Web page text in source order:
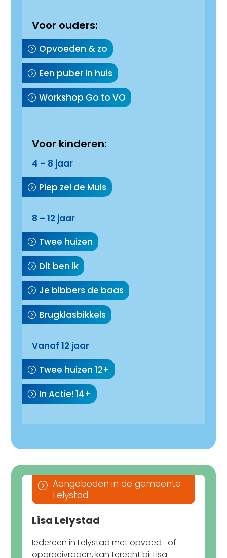
Voor ouders:
Opvoeden & zo
Een puber in huis
Workshop Go to VO
Voor kinderen:
4 – 8 jaar
Piep zei de Muis
8 – 12 jaar
Twee huizen
Dit ben ik
Je bibbers de baas
Brugklasbikkels
Vanaf 12 jaar
Twee huizen 12+
In Actie! 14+
= Aangeboden in de gemeente
Lelystad
Lisa Lelystad
Iedereen in Lelystad met opvoed- of
opgroeivragen, kan terecht bij Lisa